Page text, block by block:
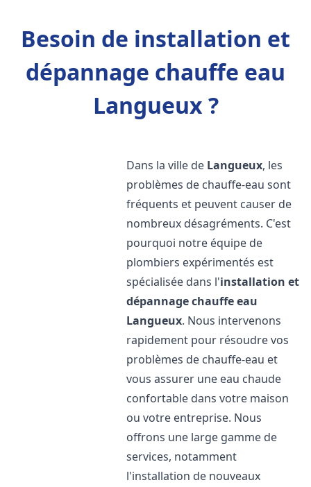
Besoin de installation et
dépannage chauffe eau
Langueux ?
Dans la ville de Langueux, les
problèmes de chauffe-eau sont
fréquents et peuvent causer de
nombreux désagréments. C'est
pourquoi notre équipe de
plombiers expérimentés est
spécialisée dans l'installation et
dépannage chauffe eau
Langueux. Nous intervenons
rapidement pour résoudre vos
problèmes de chauffe-eau et
vous assurer une eau chaude
confortable dans votre maison
ou votre entreprise. Nous
offrons une large gamme de
services, notamment
l'installation de nouveaux